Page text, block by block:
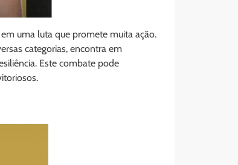
uma luta que promete muita ação.
categorias, encontra em
Este combate pode